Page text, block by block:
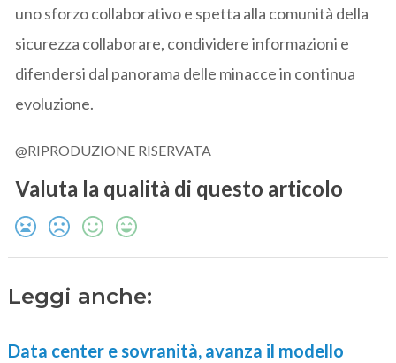
uno sforzo collaborativo e spetta alla comunità della
sicurezza collaborare, condividere informazioni e
difendersi dal panorama delle minacce in continua
evoluzione.
@RIPRODUZIONE RISERVATA
Valuta la qualità di questo articolo
Leggi anche:
Data center e sovranità, avanza il modello